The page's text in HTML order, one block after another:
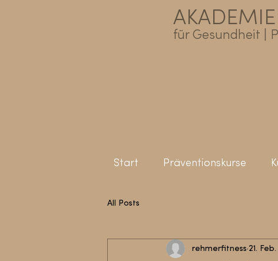
AKADEMIE
für Gesundheit |
Start Präventionskurse
All Posts
rehmerfitness 21. Feb.